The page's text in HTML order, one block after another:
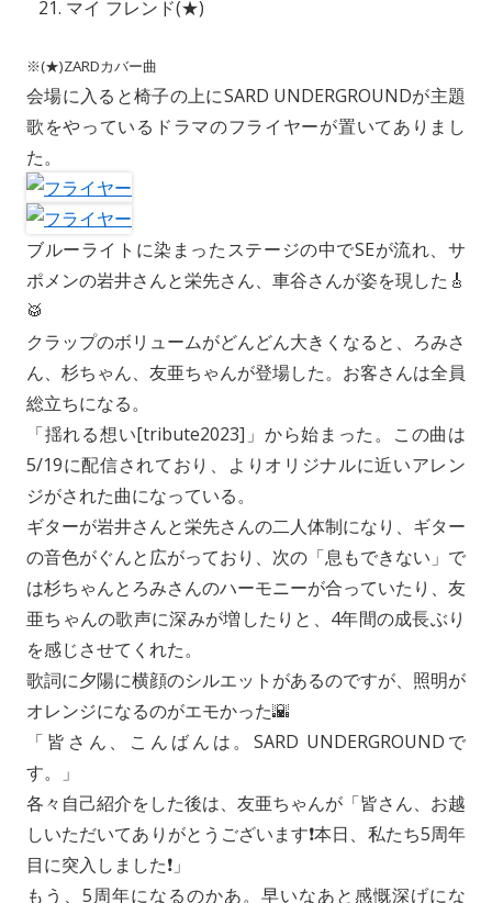
マイ フレンド(★)
※(★)ZARDカバー曲
会場に入ると椅子の上にSARD UNDERGROUNDが主題
歌をやっているドラマのフライヤーが置いてありまし
た。
ブルーライトに染まったステージの中でSEが流れ、サ
ポメンの岩井さんと栄先さん、車谷さんが姿を現した🎸
🥁
クラップのボリュームがどんどん大きくなると、ろみさ
ん、杉ちゃん、友亜ちゃんが登場した。お客さんは全員
総立ちになる。
「揺れる想い[tribute2023]」から始まった。この曲は
5/19に配信されており、よりオリジナルに近いアレン
ジがされた曲になっている。
ギターが岩井さんと栄先さんの二人体制になり、ギター
の音色がぐんと広がっており、次の「息もできない」で
は杉ちゃんとろみさんのハーモニーが合っていたり、友
亜ちゃんの歌声に深みが増したりと、4年間の成長ぶり
を感じさせてくれた。
歌詞に夕陽に横顔のシルエットがあるのですが、照明が
オレンジになるのがエモかった🌇
「皆さん、こんばんは。SARD UNDERGROUNDで
す。」
各々自己紹介をした後は、友亜ちゃんが「皆さん、お越
しいただいてありがとうございます❗️本日、私たち5周年
目に突入しました❗️」
もう、5周年になるのかあ。早いなあと感慨深げにな